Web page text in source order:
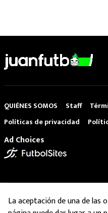
QUIÉNES SOMOS Staff
Políticas de privacidad
Ad Choices
La aceptación de una de